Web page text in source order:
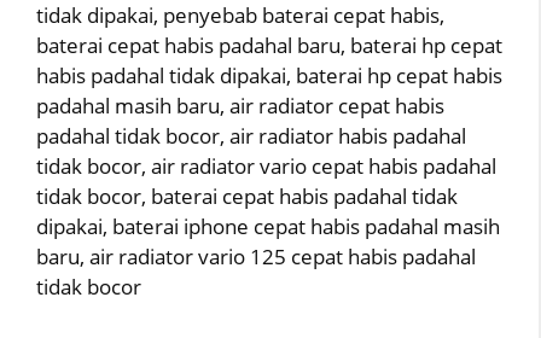
tidak dipakai, penyebab baterai cepat habis,
baterai cepat habis padahal baru, baterai hp cepat
habis padahal tidak dipakai, baterai hp cepat habis
padahal masih baru, air radiator cepat habis
padahal tidak bocor, air radiator habis padahal
tidak bocor, air radiator vario cepat habis padahal
tidak bocor, baterai cepat habis padahal tidak
dipakai, baterai iphone cepat habis padahal masih
baru, air radiator vario 125 cepat habis padahal
tidak bocor